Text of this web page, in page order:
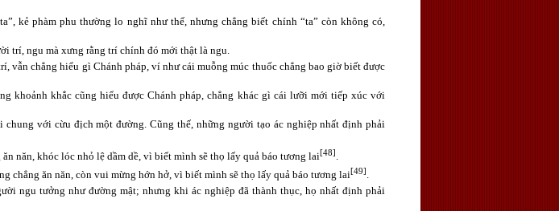
kẻ phàm phu thường lo nghĩ như thế, nhưng chẳng biết chính “ta” còn không có,
trí, ngu mà xưng rằng trí chính đó mới thật là ngu.
vẫn chẳng hiểu gì Chánh pháp, ví như cái muỗng múc thuốc chẳng bao giờ biết được
khoảnh khắc cũng hiểu được Chánh pháp, chẳng khác gì cái lưỡi mới tiếp xúc với
chung với cừu địch một đường. Cũng thế, những người tạo ác nghiệp nhất định phải
năn, khóc lóc nhỏ lệ dầm dề, vì biết mình sẽ thọ lấy quả báo tương lai[48]
chẳng ăn năn, còn vui mừng hớn hở, vì biết mình sẽ thọ lấy quả báo tương lai[49].
ngu tưởng như đường mật; nhưng khi ác nghiệp đã thành thục, họ nhất định phải